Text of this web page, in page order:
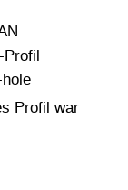
Profil
Profil war